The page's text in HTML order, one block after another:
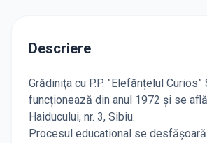
Descriere
Grădiniţa cu P.P. ”Elefănțelul Curios”
funcționează din anul 1972 și se
Haiducului, nr. 3, Sibiu.
Procesul educational se